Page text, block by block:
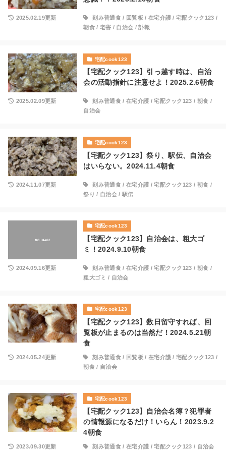
2025.02.19更新 刻み普通食/ 回覧板 / 在宅介護 /宅配クック123 /
朝食/ 老害 / 自治会 /訃報
宅配cook123
【宅配クック123】引っ越す時は、自治
会の活動指針に注意せよ！2025.2.6朝食
2025.02.09更新 刻み普通食/ 在宅介護 /宅配クック123 / 朝食 /
自治会
宅配cook123
【宅配クック123】祭り、駅伝、自治会
はいらない。2024.11.4朝食
2024.11.07更新 刻み普通食/ 在宅介護 /宅配クック123 / 朝食 /
祭り / 自治会/ 駅伝
宅配cook123
【宅配クック123】自治会は、粗大ゴ
ミ！2024.9.10朝食
2024.09.16更新 刻み普通食/ 在宅介護 /宅配クック123 / 朝食 /
粗大ゴミ / 自治会
宅配cook123
【宅配クック123】数日留守すれば、回
覧板が止まるのは当然だ！2024.5.21朝
食
2024.05.24更新 刻み普通食/ 回覧板 / 在宅介護 /宅配クック123 /
朝食/ 自治会
宅配cook123
【宅配クック123】自治会名簿？犯罪者
の情報源になるだけ！いらん！2023.9.2
4朝食
2023.09.30更新 刻み普通食/ 在宅介護 /宅配クック123 / 自治会